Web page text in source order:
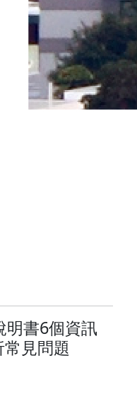
明書6個資訊
見問題